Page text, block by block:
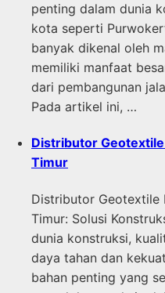
penting dalam dunia
kota seperti
banyak dikenal oleh
memiliki manfaat
dari pembangunan
Pada artikel ini, …
Distributor
Timur
Distributor Geotextile
Timur: Solusi
dunia konstruksi,
daya tahan dan
bahan penting yang